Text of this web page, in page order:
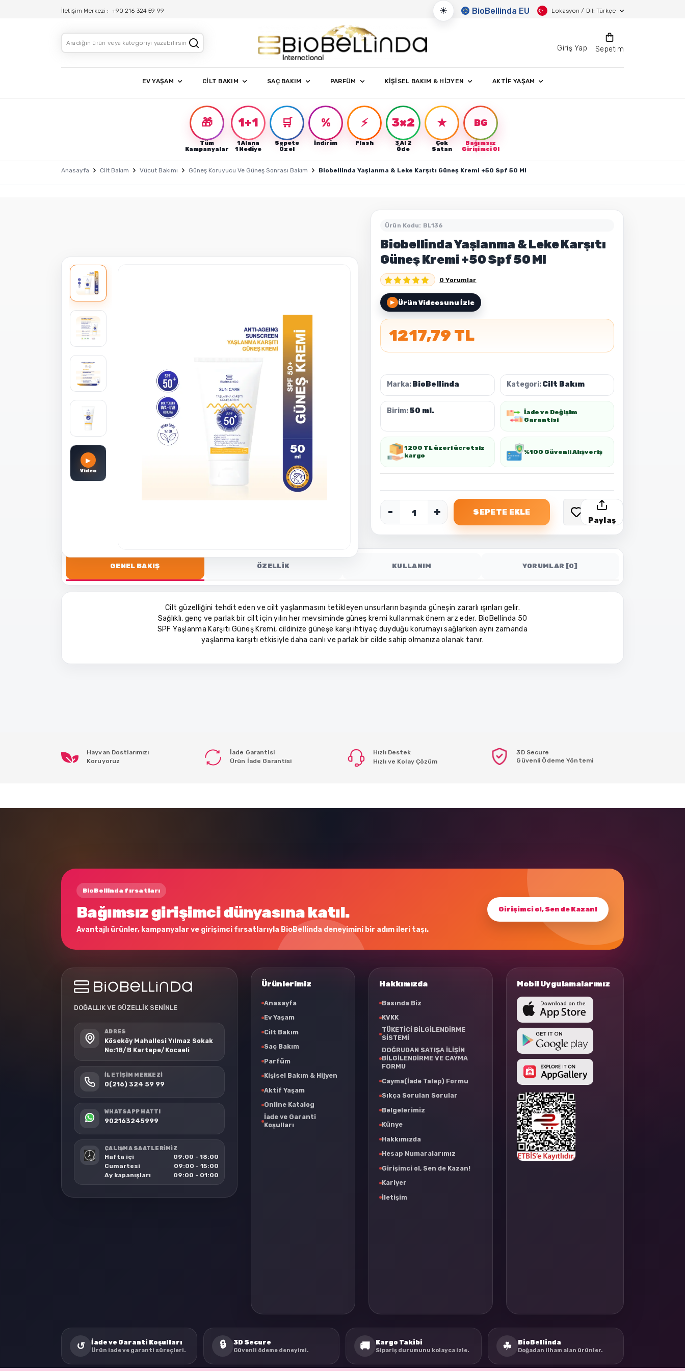
İletişim Merkezi : +90 216 324 59 99 ☀ BioBellinda EU Lokasyon / Dil: Türkçe
Giriş Yap Sepetim
EV YAŞAM CİLT BAKIM SAÇ BAKIM PARFÜM KİŞİSEL BAKIM & HİJYEN AKTİF YAŞAM
🎁
Tüm
Kampanyalar
1+1
1 Alana
1 Hediye
🛒
Sepete
Özel
%
İndirim
⚡
Flash
3×2
3 Al 2
Öde
★
Çok
Satan
BG
Bağımsız
Girişimci Ol
Anasayfa Cilt Bakım Vücut Bakımı Güneş Koruyucu Ve Güneş Sonrası Bakım Biobellinda Yaşlanma & Leke Karşıtı Güneş Kremi +50 Spf 50 Ml
▶
Video
Ürün Kodu: BL136
Biobellinda Yaşlanma & Leke Karşıtı
Güneş Kremi +50 Spf 50 Ml
0 Yorumlar
▶ Ürün Videosunu İzle
1217,79 TL
Marka: BioBellinda Kategori: Cilt Bakım
Birim:50 ml.
İade ve Değişim
Garantisi
1200 TL üzeri ücretsiz
kargo
%100 Güvenli Alışveriş
- + SEPETE EKLE
Paylaş
GENEL BAKIŞ ÖZELLİK KULLANIM YORUMLAR [0]
Cilt güzelliğini tehdit eden ve cilt yaşlanmasını tetikleyen unsurların başında güneşin zararlı ışınları gelir.
Sağlıklı, genç ve parlak bir cilt için yılın her mevsiminde güneş kremi kullanmak önem arz eder. BioBellinda 50
SPF Yaşlanma Karşıtı Güneş Kremi, cildinize güneşe karşı ihtiyaç duyduğu korumayı sağlarken aynı zamanda
yaşlanma karşıtı etkisiyle daha canlı ve parlak bir cilde sahip olmanıza olanak tanır.
Hayvan Dostlarımızı
Koruyoruz
İade Garantisi
Ürün İade Garantisi
Hızlı Destek
Hızlı ve Kolay Çözüm
3D Secure
Güvenli Ödeme Yöntemi
BioBellinda fırsatları
Bağımsız girişimci dünyasına katıl.
Avantajlı ürünler, kampanyalar ve girişimci fırsatlarıyla BioBellinda deneyimini bir adım ileri taşı.
Girişimci ol, Sen de Kazan!
DOĞALLIK VE GÜZELLİK SENİNLE
ADRES
Köseköy Mahallesi Yılmaz Sokak
No:18/B Kartepe/Kocaeli
İLETIŞIM MERKEZI
0(216) 324 59 99
WHATSAPP HATTI
902163245999
ÇALIŞMA SAATLERİMİZ
Hafta içi
09:00 - 18:00
Cumartesi
09:00 - 15:00
Ay kapanışları
09:00 - 01:00
Ürünlerimiz
Anasayfa
Ev Yaşam
Cilt Bakım
Saç Bakım
Parfüm
Kişisel Bakım & Hijyen
Aktif Yaşam
Online Katalog
İade ve Garanti
Koşulları
Hakkımızda
Basında Biz
KVKK
TÜKETİCİ BİLGİLENDİRME
SİSTEMİ
DOĞRUDAN SATIŞA İLİŞİN
BİLGİLENDİRME VE CAYMA
FORMU
Cayma(İade Talep) Formu
Sıkça Sorulan Sorular
Belgelerimiz
Künye
Hakkımızda
Hesap Numaralarımız
Girişimci ol, Sen de Kazan!
Kariyer
İletişim
Mobil Uygulamalarımız
↺ İade ve Garanti Koşulları
Ürün iade ve garanti süreçleri. 🔒 3D Secure
Güvenli ödeme deneyimi. 🚚 Kargo Takibi
Sipariş durumunu kolayca izle. ☘ BioBellinda
Doğadan ilham alan ürünler.